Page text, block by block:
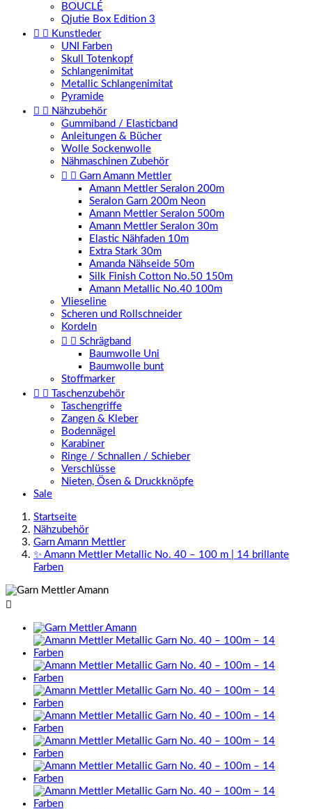
BOUCLÉ
Qjutie Box Edition 3
  Kunstleder
UNI Farben
Skull Totenkopf
Schlangenimitat
Metallic Schlangenimitat
Pyramide
  Nähzubehör
Gummiband / Elasticband
Anleitungen & Bücher
Wolle Sockenwolle
Nähmaschinen Zubehör
  Garn Amann Mettler
Amann Mettler Seralon 200m
Seralon Garn 200m Neon
Amann Mettler Seralon 500m
Amann Mettler Seralon 30m
Elastic Nähfaden 10m
Extra Stark 30m
Amanda Nähseide 50m
Silk Finish Cotton No.50 150m
Amann Metallic No.40 100m
Vlieseline
Scheren und Rollschneider
Kordeln
  Schrägband
Baumwolle Uni
Baumwolle bunt
Stoffmarker
 
Taschenzubehör
Taschengriffe
Zangen & Kleber
Bodennägel
Karabiner
Ringe / Schnallen / Schieber
Verschlüsse
Nieten, Ösen & Druckknöpfe
Sale
Startseite
Nähzubehör
Garn Amann Mettler
✨ Amann Mettler Metallic No. 40 – 100 m | 14 brillante
Farben
